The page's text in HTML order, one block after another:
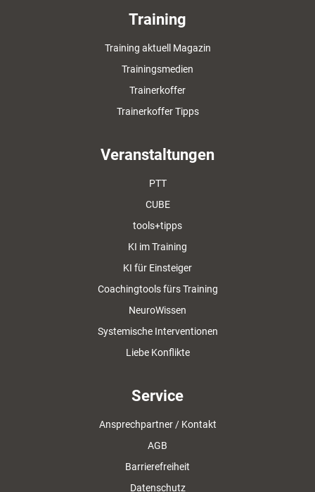
Training
Training aktuell Magazin
Trainingsmedien
Trainerkoffer
Trainerkoffer Tipps
Veranstaltungen
PTT
CUBE
tools+tipps
KI im Training
KI für Einsteiger
Coachingtools fürs Training
NeuroWissen
Systemische Interventionen
Liebe Konflikte
Service
Ansprechpartner / Kontakt
AGB
Barrierefreiheit
Datenschutz